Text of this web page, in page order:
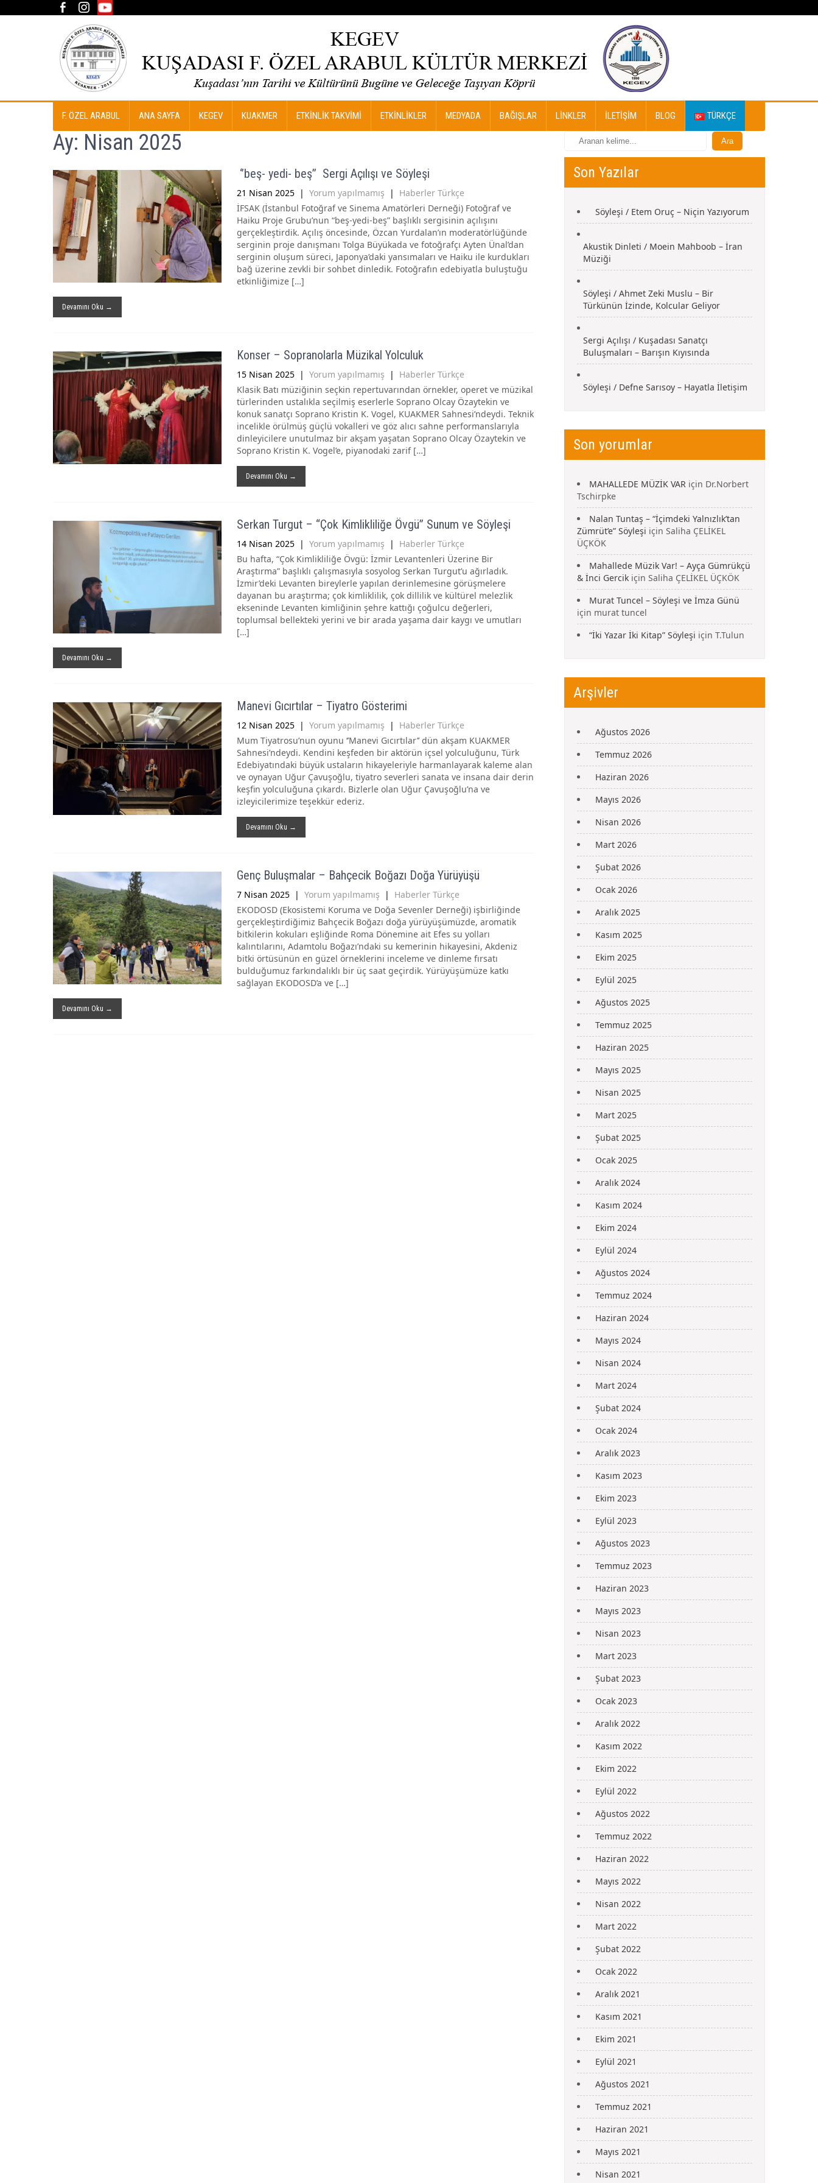
F. ÖZEL ARABUL ANA SAYFA KEGEV KUAKMER ETKİNLİK TAKVİMİ ETKİNLİKLER MEDYADA BAĞIŞLAR LINKLER İLETIŞIM BLOG TÜRKÇE
Ay: Nisan 2025
‘’beş- yedi- beş’’ Sergi Açılışı ve Söyleşi
21 Nisan 2025 | Yorum yapılmamış | Haberler Türkçe
İFSAK (İstanbul Fotoğraf ve Sinema Amatörleri Derneği) Fotoğraf ve
Haiku Proje Grubu’nun “beş-yedi-beş” başlıklı sergisinin açılışını
gerçekleştirdik. Açılış öncesinde, Özcan Yurdalan’ın moderatörlüğünde
serginin proje danışmanı Tolga Büyükada ve fotoğrafçı Ayten Ünal’dan
serginin oluşum süreci, Japonya’daki yansımaları ve Haiku ile kurdukları
bağ üzerine zevkli bir sohbet dinledik. Fotoğrafın edebiyatla buluştuğu
etkinliğimize […]
Devamını Oku →
Konser – Sopranolarla Müzikal Yolculuk
15 Nisan 2025 | Yorum yapılmamış | Haberler Türkçe
Klasik Batı müziğinin seçkin repertuvarından örnekler, operet ve müzikal
türlerinden ustalıkla seçilmiş eserlerle Soprano Olcay Özaytekin ve
konuk sanatçı Soprano Kristin K. Vogel, KUAKMER Sahnesi’ndeydi. Teknik
incelikle örülmüş güçlü vokalleri ve göz alıcı sahne performanslarıyla
dinleyicilere unutulmaz bir akşam yaşatan Soprano Olcay Özaytekin ve
Soprano Kristin K. Vogel’e, piyanodaki zarif […]
Devamını Oku →
Serkan Turgut – “Çok Kimlikliliğe Övgü” Sunum ve Söyleşi
14 Nisan 2025 | Yorum yapılmamış | Haberler Türkçe
Bu hafta, “Çok Kimlikliliğe Övgü: İzmir Levantenleri Üzerine Bir
Araştırma” başlıklı çalışmasıyla sosyolog Serkan Turgut’u ağırladık.
İzmir’deki Levanten bireylerle yapılan derinlemesine görüşmelere
dayanan bu araştırma; çok kimliklilik, çok dillilik ve kültürel melezlik
ekseninde Levanten kimliğinin şehre kattığı çoğulcu değerleri,
toplumsal bellekteki yerini ve bir arada yaşama dair kaygı ve umutları
[…]
Devamını Oku →
Manevi Gıcırtılar – Tiyatro Gösterimi
12 Nisan 2025 | Yorum yapılmamış | Haberler Türkçe
Mum Tiyatrosu’nun oyunu ‘’Manevi Gıcırtılar’’ dün akşam KUAKMER
Sahnesi’ndeydi. Kendini keşfeden bir aktörün içsel yolculuğunu, Türk
Edebiyatındaki büyük ustaların hikayeleriyle harmanlayarak kaleme alan
ve oynayan Uğur Çavuşoğlu, tiyatro severleri sanata ve insana dair derin
keşfin yolculuğuna çıkardı. Bizlerle olan Uğur Çavuşoğlu’na ve
izleyicilerimize teşekkür ederiz.
Devamını Oku →
Genç Buluşmalar – Bahçecik Boğazı Doğa Yürüyüşü
7 Nisan 2025 | Yorum yapılmamış | Haberler Türkçe
EKODOSD (Ekosistemi Koruma ve Doğa Sevenler Derneği) işbirliğinde
gerçekleştirdiğimiz Bahçecik Boğazı doğa yürüyüşümüzde, aromatik
bitkilerin kokuları eşliğinde Roma Dönemine ait Efes su yolları
kalıntılarını, Adamtolu Boğazı’ndaki su kemerinin hikayesini, Akdeniz
bitki örtüsünün en güzel örneklerini inceleme ve dinleme fırsatı
bulduğumuz farkındalıklı bir üç saat geçirdik. Yürüyüşümüze katkı
sağlayan EKODOSD’a ve […]
Devamını Oku →
Son Yazılar
Söyleşi / Etem Oruç – Niçin Yazıyorum
Akustik Dinleti / Moein Mahboob – İran
Müziği
Söyleşi / Ahmet Zeki Muslu – Bir
Türkünün İzinde, Kolcular Geliyor
Sergi Açılışı / Kuşadası Sanatçı
Buluşmaları – Barışın Kıyısında
Söyleşi / Defne Sarısoy – Hayatla İletişim
Son yorumlar
MAHALLEDE MÜZİK VAR için Dr.Norbert
Tschirpke
Nalan Tuntaş – “İçimdeki Yalnızlık’tan
Zümrüt’e” Söyleşi için Saliha ÇELİKEL
ÜÇKÖK
Mahallede Müzik Var! – Ayça Gümrükçü
& İnci Gercik için Saliha ÇELİKEL ÜÇKÖK
Murat Tuncel – Söyleşi ve İmza Günü
için murat tuncel
“İki Yazar İki Kitap” Söyleşi için T.Tulun
Arşivler
Ağustos 2026
Temmuz 2026
Haziran 2026
Mayıs 2026
Nisan 2026
Mart 2026
Şubat 2026
Ocak 2026
Aralık 2025
Kasım 2025
Ekim 2025
Eylül 2025
Ağustos 2025
Temmuz 2025
Haziran 2025
Mayıs 2025
Nisan 2025
Mart 2025
Şubat 2025
Ocak 2025
Aralık 2024
Kasım 2024
Ekim 2024
Eylül 2024
Ağustos 2024
Temmuz 2024
Haziran 2024
Mayıs 2024
Nisan 2024
Mart 2024
Şubat 2024
Ocak 2024
Aralık 2023
Kasım 2023
Ekim 2023
Eylül 2023
Ağustos 2023
Temmuz 2023
Haziran 2023
Mayıs 2023
Nisan 2023
Mart 2023
Şubat 2023
Ocak 2023
Aralık 2022
Kasım 2022
Ekim 2022
Eylül 2022
Ağustos 2022
Temmuz 2022
Haziran 2022
Mayıs 2022
Nisan 2022
Mart 2022
Şubat 2022
Ocak 2022
Aralık 2021
Kasım 2021
Ekim 2021
Eylül 2021
Ağustos 2021
Temmuz 2021
Haziran 2021
Mayıs 2021
Nisan 2021